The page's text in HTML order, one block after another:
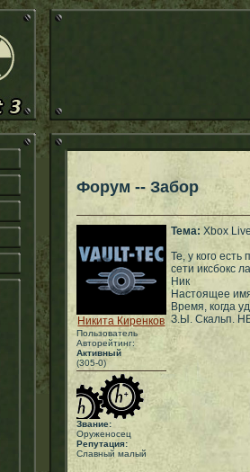
Форум -- Забор
Никита Киренков
Пользователь
Авторейтинг:
Активный
(305-0)
Звание:
Оруженосец
Репутация:
Славный малый
Тема: Xbox
Те, у кого есть
сети иксбокс
Ник
Настоящее
Время, когда
З.Ы. Скальп.